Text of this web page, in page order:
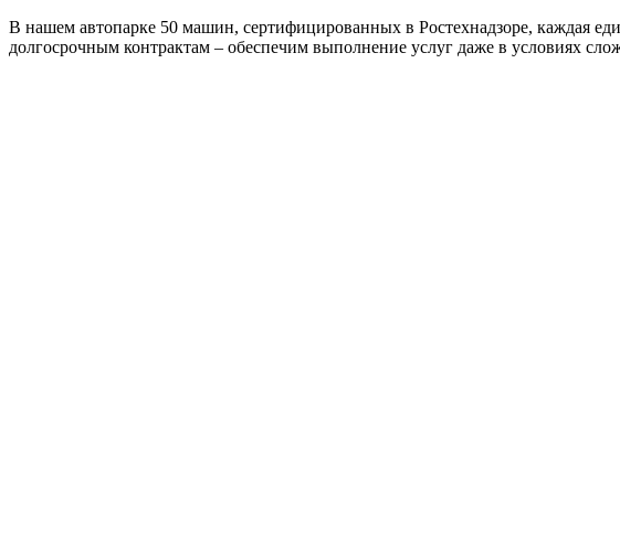
В нашем автопарке 50 машин, сертифицированных в Ростехнадзоре, каждая
долгосрочным контрактам – обеспечим выполнение услуг даже в условиях